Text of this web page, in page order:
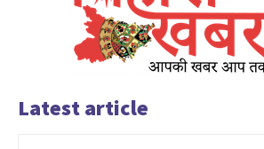
Latest article